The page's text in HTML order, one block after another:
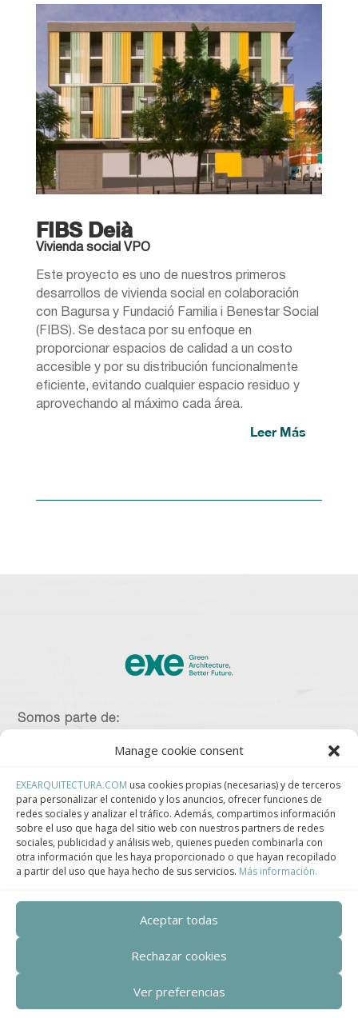
Manage cookie consent
EXEARQUITECTURA.COM usa cookies propias (necesarias) y de terceros
para personalizar el contenido y los anuncios, ofrecer funciones de
redes sociales y analizar el tráfico. Además, compartimos información
sobre el uso que haga del sitio web con nuestros partners de redes
sociales, publicidad y análisis web, quienes pueden combinarla con
otra información que les haya proporcionado o que hayan recopilado
a partir del uso que haya hecho de sus servicios. Más información.
Aceptar todas
Rechazar cookies
Ver preferencias
FIBS Deià
Vivienda social VPO
Este proyecto es uno de nuestros primeros
desarrollos de vivienda social en colaboración
con Bagursa y Fundació Familia i Benestar Social
(FIBS). Se destaca por su enfoque en
proporcionar espacios de calidad a un costo
accesible y por su distribución funcionalmente
eficiente, evitando cualquier espacio residuo y
aprovechando al máximo cada área.
Leer Más
Somos parte de:
Asociación Española de Construcción Industrializada.
Contact